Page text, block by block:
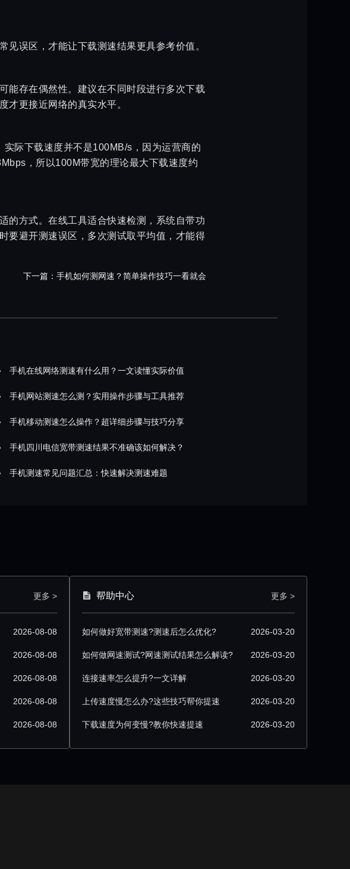
误区，才能让下载测速结果更具参考价值。
能存在偶然性。建议在不同时段进行多次下载
才更接近网络的真实水平。
际下载速度并不是100MB/s，因为运营商的
，所以100M带宽的理论最大下载速度约
的方式。在线工具适合快速检测，系统自带功
要避开测速误区，多次测试取平均值，才能得
下一篇： 手机如何测网速？简单操作技巧一看就会
手机在线网络测速有什么用？一文读懂实际价值
手机网站测速怎么测？实用操作步骤与工具推荐
手机移动测速怎么操作？超详细步骤与技巧分享
手机四川电信宽带测速结果不准确该如何解决？
手机测速常见问题汇总：快速解决测速难题
更多 >
2026-08-08
2026-08-08
2026-08-08
2026-08-08
2026-08-08
帮助中心 更多 >
如何做好宽带测速?测速后怎么优化? 2026-03-20
如何做网速测试?网速测试结果怎么解读? 2026-03-20
连接速率怎么提升?一文详解 2026-03-20
上传速度慢怎么办?这些技巧帮你提速 2026-03-20
下载速度为何变慢?教你快速提速 2026-03-20